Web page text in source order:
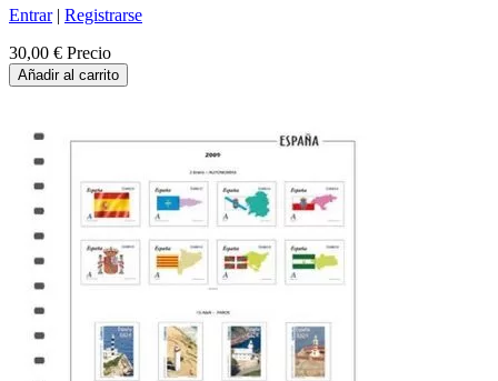
Entrar| Registrarse
30,00 € Precio
Añadir al carrito